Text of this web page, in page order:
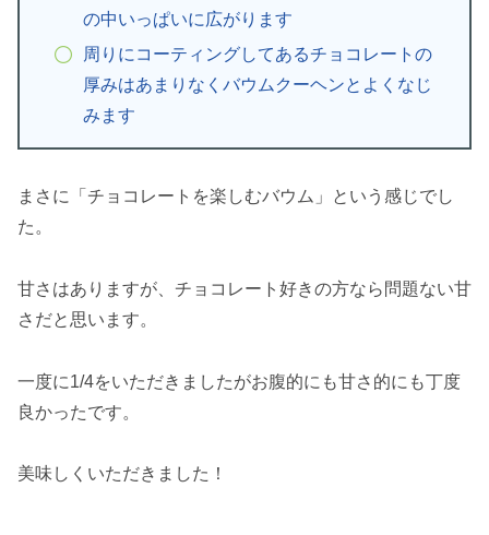
の中いっぱいに広がります
周りにコーティングしてあるチョコレートの
厚みはあまりなくバウムクーヘンとよくなじ
みます
まさに「チョコレートを楽しむバウム」という感じでし
た。
甘さはありますが、チョコレート好きの方なら問題ない甘
さだと思います。
一度に1/4をいただきましたがお腹的にも甘さ的にも丁度
良かったです。
美味しくいただきました！